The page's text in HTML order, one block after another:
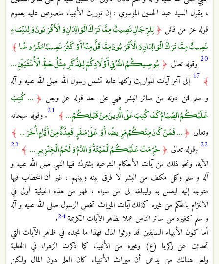
، يقول السيد عبد الحسين الموسوي : إن توريث الأنبياء منصوص عليه بعموم
قوله عز من قائل ﴿لِلرِّجَالِ نَصِيبٌ مِمَّا تَرَكَ الْوَالِدَانِ وَالْأَقْرَبُونَ وَلِلنِّسَاءِ
نَصِيبٌ مِمَّا تَرَكَ الْوَالِدَانِ وَالْأَقْرَبُونَ مِمَّا قَلَّ مِنْهُ أَوْ كَثُرَ نَصِيبًا مَفْرُوضًا ﴾
20 وقوله تعالى ﴿ يُوصِيكُمُ اللَّهُ فِي أَوْلَادِكُمْ لِلذَّكَرِ مِثْلُ حَظِّ الْأُنْثَيَيْنِ ...
﴾ 17 إلى آخر آيات المواريث وكلها عامة تشمل رسول الله صلى الله عليه و آله
و سلم فمن دونه من سائر البشر فهي على حد قوله عز وجل ﴿ ... كُتِبَ
عَلَيْكُمُ الصِّيَامُ كَمَا كُتِبَ عَلَى الَّذِينَ مِنْ قَبْلِكُمْ ... ﴾ 21. وقوله سبحانه
وتعالى ﴿ ... فَمَنْ كَانَ مِنْكُمْ مَرِيضًا أَوْ عَلَىٰ سَفَرٍ فَعِدَّةٌ مِنْ أَيَّامٍ أُخَرَ ... ﴾
22 وقوله تعالى ﴿حُرِّمَتْ عَلَيْكُمُ الْمَيْتَةُ وَالدَّمُ وَلَحْمُ الْخِنْزِيرِ ... ﴾ 23
الآية. ونحو ذلك من آيات الأحكام الشرعية يشترك فيها النبي صلى الله عليه و
آله و سلم وكل مكلف من البشر لا فرق بينه وبينهم ، غير أن الخطاب فيها
متوجه إليه ليعمل به وليبلغه إلى من سواه ، فهو من هذه الحيثية أولى في
الالتزام بالحكم من غيره كذلك آيات الميراث تخص الرسول صلى الله عليه و آله
و سلم كغيره من سائر الناس عملا بظاهر الآيات الكريمة 24
.
أما كون الأنبياء السابقين قد ورثوا المال فهذا ما نجده في ظاهر الآيات التي
تحدثت عن زكريا (ع) وغيره من الأنبياء كما ذكرت الزهراء في الخطبة
ولعل هنالك من يدعي أن ميراث الأنبياء كان العلم دون المال ولكن